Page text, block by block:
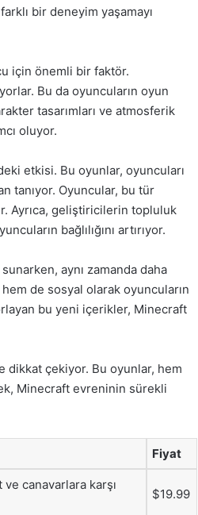
bir deneyim yaşamayı
için önemli bir faktör.
Bu da oyuncuların oyun
tasarımları ve atmosferik
oluyor.
etkisi. Bu oyunlar, oyuncuları
tanıyor. Oyuncular, bu tür
Ayrıca, geliştiricilerin topluluk
bağlılığını artırıyor.
aynı zamanda daha
de sosyal olarak oyuncuların
bu yeni içerikler, Minecraft
dikkat çekiyor. Bu oyunlar, hem
Minecraft evreninin sürekli
Fiyat
canavarlara karşı
$19.99